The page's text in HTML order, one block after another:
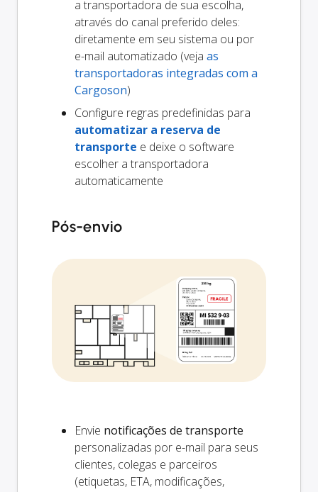
a transportadora de sua escolha,
através do canal preferido deles:
diretamente em seu sistema ou por
e-mail automatizado (veja as
transportadoras integradas com a
Cargoson)
Configure regras predefinidas para
automatizar a reserva de
transporte e deixe o software
escolher a transportadora
automaticamente
Pós-envio
Envie notificações de transporte
personalizadas por e-mail para seus
clientes, colegas e parceiros
(etiquetas, ETA, modificações,